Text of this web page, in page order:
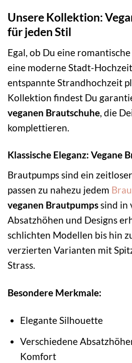
Unsere Kollektion:
für jeden Stil
Egal, ob Du eine
eine moderne Stadt-
entspannte Strandhochzeit
Kollektion findest Du
veganen Brautschuhe , die
komplettieren.
Klassische Eleganz: Vegane
Brautpumps sind ein
passen zu nahezu jedem
veganen Brautpumpssind in
Absatzhöhen und Designs
schlichten Modellen bis hin
verzierten Varianten mit
Strass.
Besondere Merkmale:
Elegante Silhouette
Verschiedene
Komfort